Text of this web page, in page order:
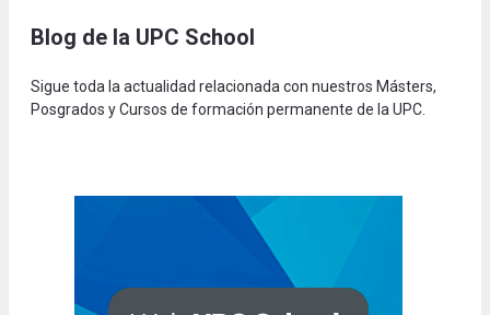
Blog de la UPC School
Sigue toda la actualidad relacionada con nuestros Másters,
Posgrados y Cursos de formación permanente de la UPC.